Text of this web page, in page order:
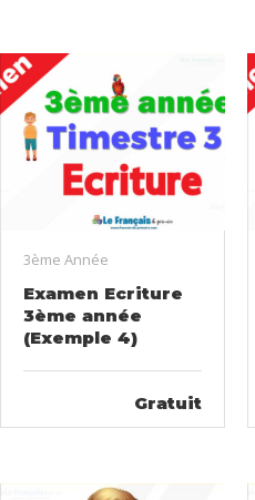
3ème Année
Examen Ecriture
3ème année
(Exemple 4)
Gratuit